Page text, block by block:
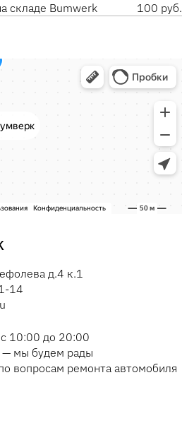
складе Bumwerk 100 руб.
д.4 к.1
14
10:00 до 20:00
— мы будем рады
вопросам ремонта автомобиля